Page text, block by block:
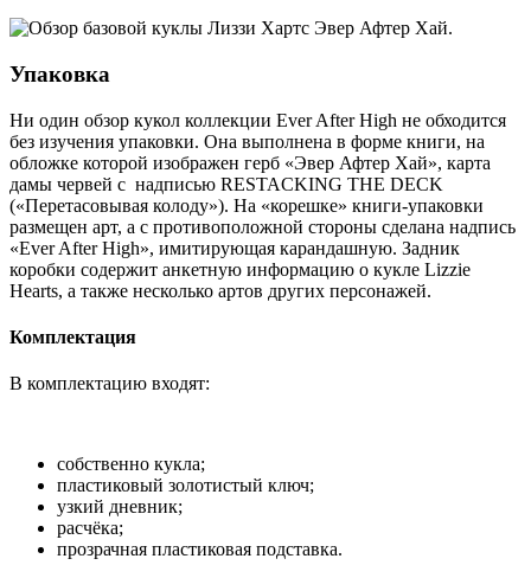
Упаковка
Ни один обзор кукол коллекции Ever After High не обходится
без изучения упаковки. Она выполнена в форме книги, на
обложке которой изображен герб «Эвер Афтер Хай», карта
дамы червей с надписью RESTACKING THE DECK
(«Перетасовывая колоду»). На «корешке» книги-упаковки
размещен арт, а с противоположной стороны сделана надпись
«Ever After High», имитирующая карандашную. Задник
коробки содержит анкетную информацию о кукле Lizzie
Hearts, а также несколько артов других персонажей.
Комплектация
В комплектацию входят:
собственно кукла;
пластиковый золотистый ключ;
узкий дневник;
расчёка;
прозрачная пластиковая подставка.